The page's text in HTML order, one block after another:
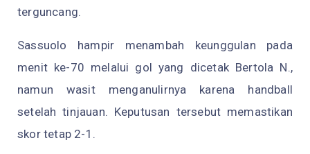
terguncang.
Sassuolo hampir menambah keunggulan pada
menit ke-70 melalui gol yang dicetak Bertola N.,
namun wasit menganulirnya karena handball
setelah tinjauan. Keputusan tersebut memastikan
skor tetap 2-1.